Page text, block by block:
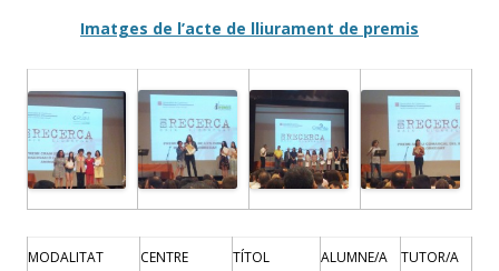
Imatges de l’acte de lliurament de premis
MODALITAT CENTRE TÍTOL ALUMNE/A TUTOR/A